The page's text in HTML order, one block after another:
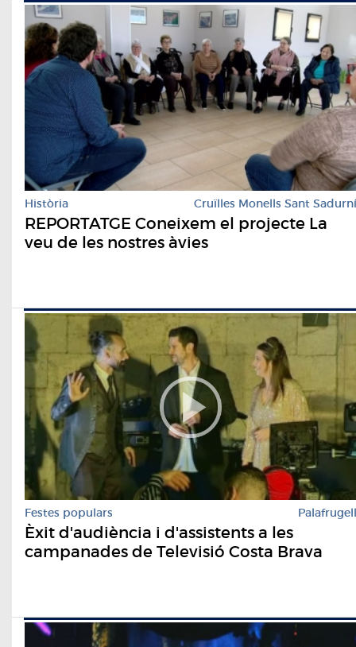
Història Cruïlles Monells Sant Sadurní
REPORTATGE Coneixem el projecte La
veu de les nostres àvies
Festes populars Palafrugell
Èxit d'audiència i d'assistents a les
campanades de Televisió Costa Brava